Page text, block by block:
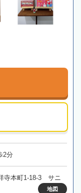
2分
寺本町1-18-3 サニ
地図